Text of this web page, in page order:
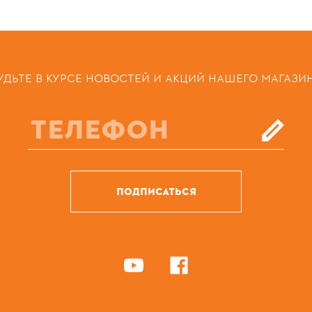
В КУРСЕ НОВОСТЕЙ И АКЦИЙ НАШЕГО
ПОДПИСАТЬСЯ